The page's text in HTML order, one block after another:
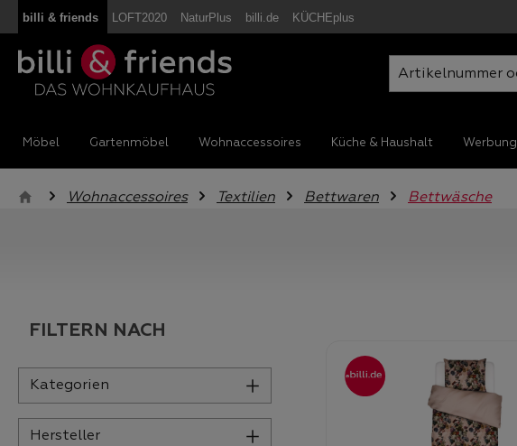
Hauptinhalt springen
Zur Suche springen
Zur Hauptnavigation springen
billi & friends LOFT2020 NaturPlus billi.de KÜCHEplus
Möbel Gartenmöbel Wohnaccessoires Küche & Haushalt Werbung
Wohnaccessoires Textilien Bettwaren Bettwäsche
FILTERN NACH
Kategorien
Hersteller